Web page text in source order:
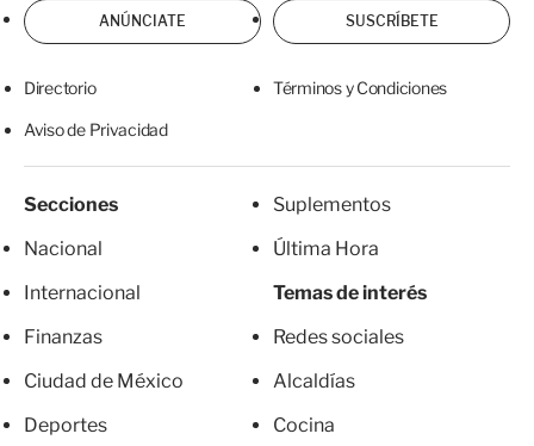
ANÚNCIATE SUSCRÍBETE
Directorio Términos y Condiciones
Aviso de Privacidad
Secciones
Nacional
Internacional
Finanzas
Ciudad de México
Deportes
Suplementos
Última Hora
Temas de interés
Redes sociales
Alcaldías
Cocina